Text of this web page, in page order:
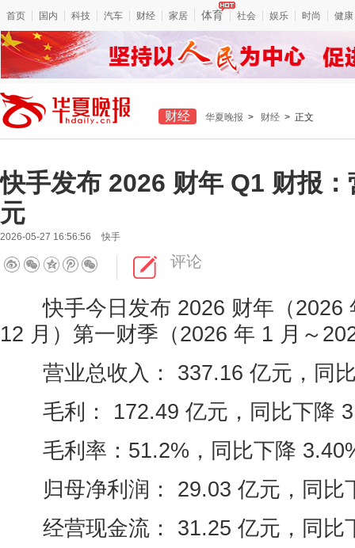
首页 国内 科技 汽车 财经 家居 体育 社会 娱乐 时尚 健康
财经 华夏晚报 > 财经 > 正文
快手发布 2026 财年 Q1 财报
元
2026-05-27 16:56:56 快手
评论
快手今日发布 2026 财年（2026
12 月）第一财季（2026 年 1 月～
营业总收入： 337.16 亿元，同
毛利： 172.49 亿元，同比下降
毛利率：51.2%，同比下降
归母净利润： 29.03 亿元，同比
经营现金流： 31.25 亿元，同比